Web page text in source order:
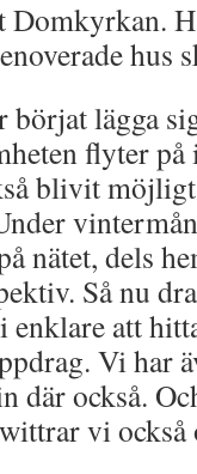
Domkyrkan.
hus
börjat lägga
flyter på
blivit
nätet, dels
Så nu
enklare att
Vi har
där också.
vi